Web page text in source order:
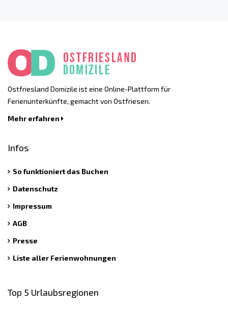
Ostfriesland Domizile ist eine Online-Plattform für
Ferienunterkünfte, gemacht von Ostfriesen.
Mehr erfahren
Infos
So funktioniert das Buchen
Datenschutz
Impressum
AGB
Presse
Liste aller Ferienwohnungen
Top 5 Urlaubsregionen